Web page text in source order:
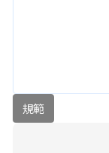
規範